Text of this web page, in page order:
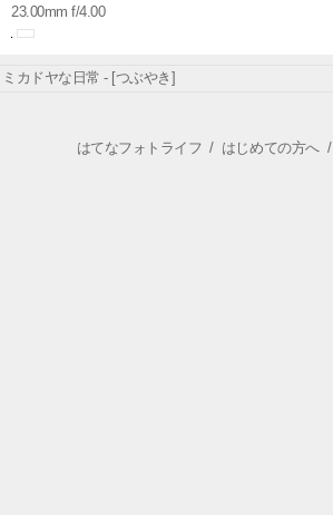
23.00mm f/4.00
ミカドヤな日常 - [つぶやき]
はてなフォトライフ / はじめての方へ/